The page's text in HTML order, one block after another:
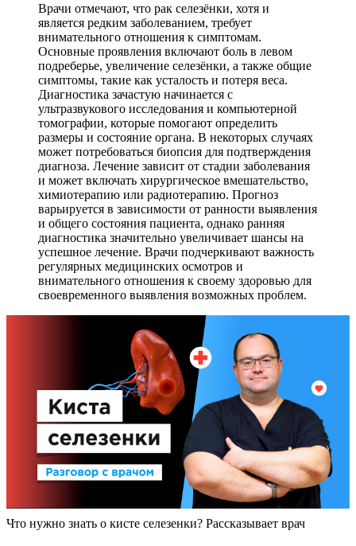
Врачи отмечают, что рак селезёнки, хотя и
является редким заболеванием, требует
внимательного отношения к симптомам.
Основные проявления включают боль в левом
подреберье, увеличение селезёнки, а также общие
симптомы, такие как усталость и потеря веса.
Диагностика зачастую начинается с
ультразвукового исследования и компьютерной
томографии, которые помогают определить
размеры и состояние органа. В некоторых случаях
может потребоваться биопсия для подтверждения
диагноза. Лечение зависит от стадии заболевания
и может включать хирургическое вмешательство,
химиотерапию или радиотерапию. Прогноз
варьируется в зависимости от ранности выявления
и общего состояния пациента, однако ранняя
диагностика значительно увеличивает шансы на
успешное лечение. Врачи подчеркивают важность
регулярных медицинских осмотров и
внимательного отношения к своему здоровью для
своевременного выявления возможных проблем.
Что нужно знать о кисте селезенки? Рассказывает врач